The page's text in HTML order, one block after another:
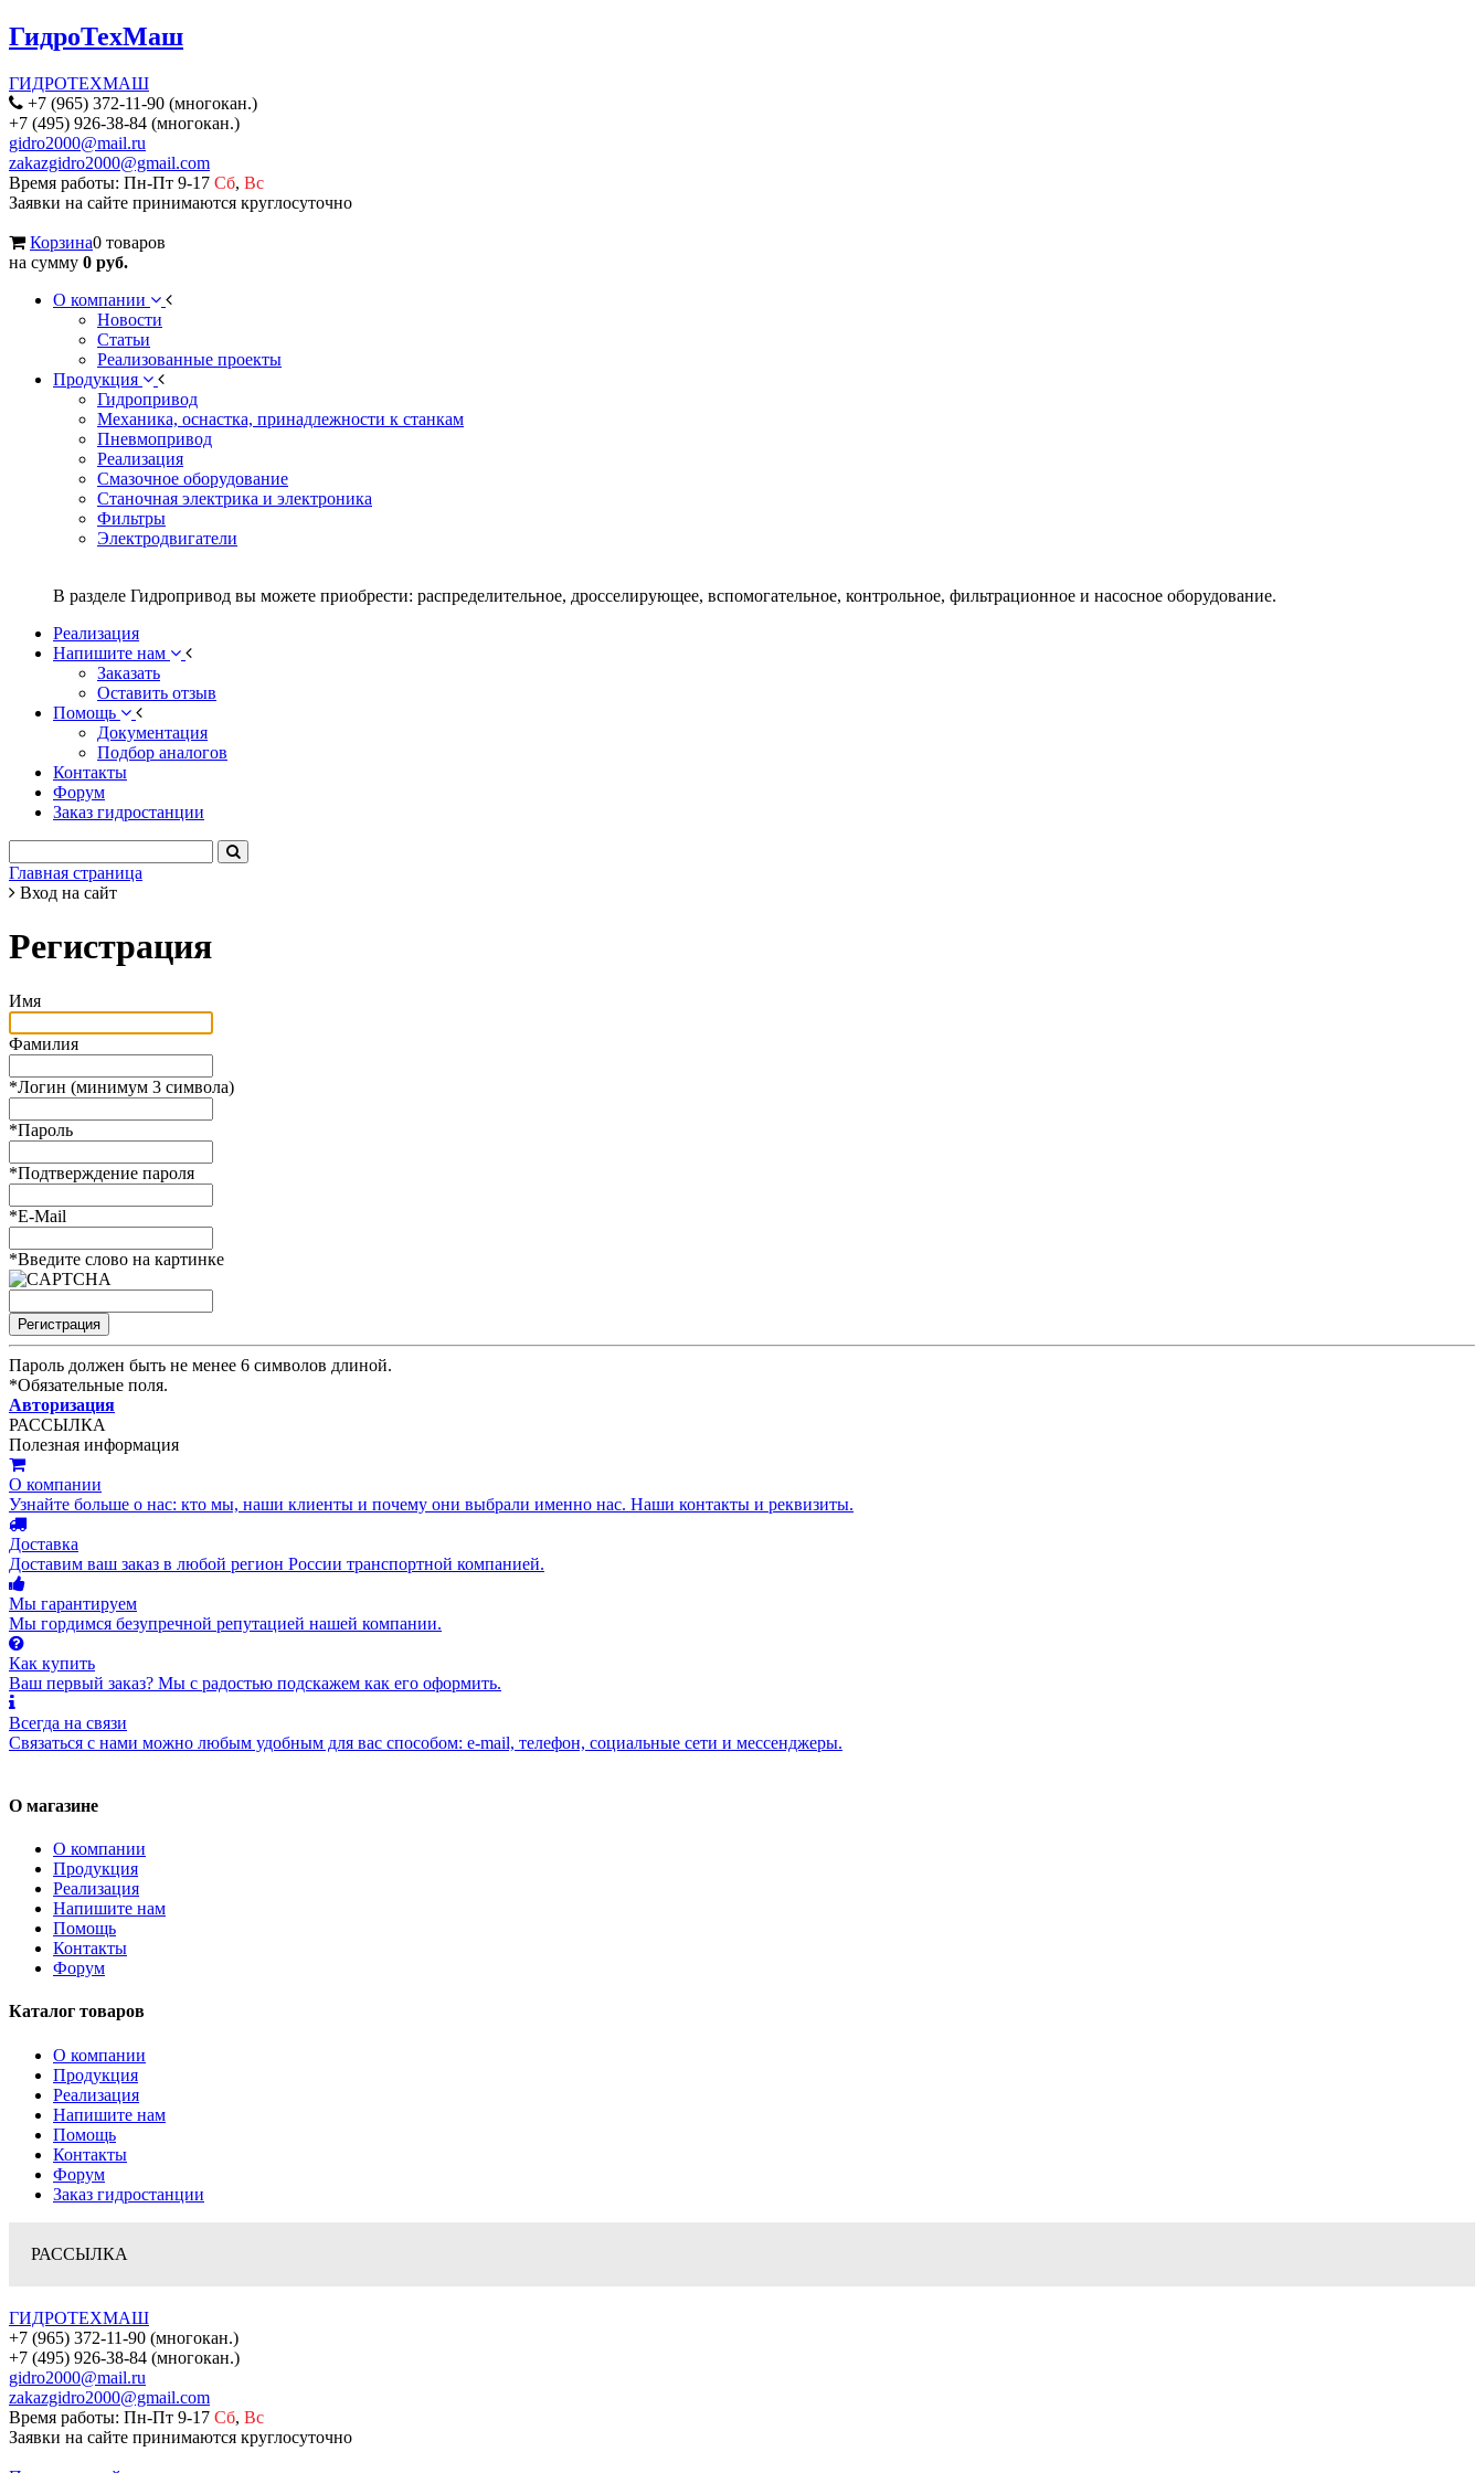
ГидроТехМаш
ГИДРОТЕХМАШ
+7 (965) 372-11-90 (многокан.)
+7 (495) 926-38-84 (многокан.)
gidro2000@mail.ru
zakazgidro2000@gmail.com
Время работы: Пн-Пт 9-17 Сб, Вс
Заявки на сайте принимаются круглосуточно
Корзина0 товаров
на сумму 0 руб.
О компании
Новости
Статьи
Реализованные проекты
Продукция
Гидропривод
Механика, оснастка, принадлежности к станкам
Пневмопривод
Реализация
Смазочное оборудование
Станочная электрика и электроника
Фильтры
Электродвигатели
В разделе Гидропривод вы можете приобрести: распределительное, дросселирующее, вспомогательное, контрольное, фильтрационное и насосное оборудование.
Реализация
Напишите нам
Заказать
Оставить отзыв
Помощь
Документация
Подбор аналогов
Контакты
Форум
Заказ гидростанции
Главная страница
Вход на сайт
Регистрация
Имя
Фамилия
*Логин (минимум 3 символа)
*Пароль
*Подтверждение пароля
*E-Mail
*Введите слово на картинке
Пароль должен быть не менее 6 символов длиной.
*Обязательные поля.
Авторизация
РАССЫЛКА
Полезная информация
О компании
Узнайте больше о нас: кто мы, наши клиенты и почему они выбрали именно нас. Наши контакты и реквизиты.
Доставка
Доставим ваш заказ в любой регион России транспортной компанией.
Мы гарантируем
Мы гордимся безупречной репутацией нашей компании.
Как купить
Ваш первый заказ? Мы с радостью подскажем как его оформить.
Всегда на связи
Связаться с нами можно любым удобным для вас способом: e-mail, телефон, социальные сети и мессенджеры.
О магазине
О компании
Продукция
Реализация
Напишите нам
Помощь
Контакты
Форум
Каталог товаров
О компании
Продукция
Реализация
Напишите нам
Помощь
Контакты
Форум
Заказ гидростанции
РАССЫЛКА
ГИДРОТЕХМАШ
+7 (965) 372-11-90 (многокан.)
+7 (495) 926-38-84 (многокан.)
gidro2000@mail.ru
zakazgidro2000@gmail.com
Время работы: Пн-Пт 9-17 Сб, Вс
Заявки на сайте принимаются круглосуточно